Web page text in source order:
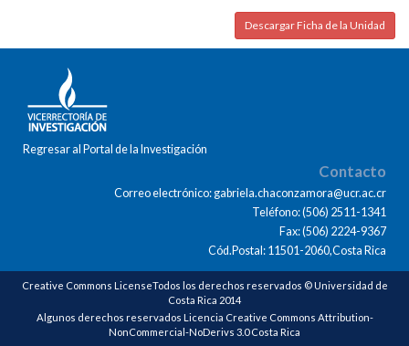
Descargar Ficha de la Unidad
Regresar al Portal de la Investigación
Contacto
Correo electrónico: gabriela.chaconzamora@ucr.ac.cr
Teléfono: (506) 2511-1341
Fax: (506) 2224-9367
Cód.Postal: 11501-2060,Costa Rica
Creative Commons LicenseTodos los derechos reservados © Universidad de
Costa Rica 2014
Algunos derechos reservados Licencia Creative Commons Attribution-
NonCommercial-NoDerivs 3.0 Costa Rica